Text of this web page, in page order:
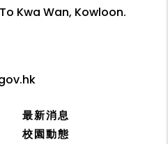
Kwa Wan, Kowloon.
最新消息
校園動態